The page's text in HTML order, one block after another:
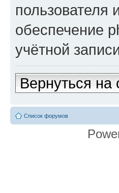
пользователя
обеспечение
учётной
Вернуться на
Список форумов